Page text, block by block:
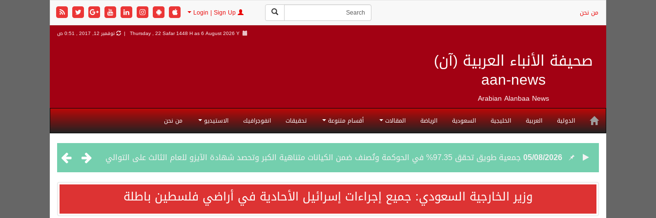
من نحن
صحيفة الأنباء العربية (آن)
aan-news
Arabian Alanbaa News
Thursday , 22 Safar 1448 H as6 August 2026 Y | نوفمبر 12, 2017 , 0:51 ص
الدولية العربية الخليجية السعودية الرياضة المقالات أقسام متنوعة تحقيقات انفوجرافيك الاستيديو من نحن
05/08/2026جمعية طويق تحقق 97.35% في الحوكمة وتُصنف ضمن الكيانات متناهية الكبر وتحصد شهادة الآيزو للعام الثالث على التوالي
04/08/2026“الفرصة الأخيرة”.. ترامب: المحادثات مع إيران جارية الآن
وزير الخارجية السعودي: جميع إجراءات إسرائيل الأحادية في أراضي فلسطين باطلة